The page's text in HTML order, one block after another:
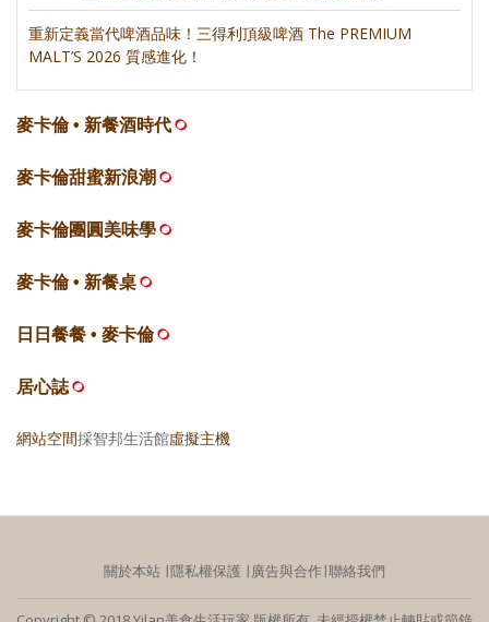
重新定義當代啤酒品味！三得利頂級啤酒 The PREMIUM
MALT’S 2026 質感進化！
麥卡倫 • 新餐酒時代
麥卡倫甜蜜新浪潮
麥卡倫團圓美味學
麥卡倫 • 新餐桌
日日餐餐 • 麥卡倫
居心誌
網站空間採智邦生活館虛擬主機
關於本站 ∣隱私權保護 ∣廣告與合作∣聯絡我們